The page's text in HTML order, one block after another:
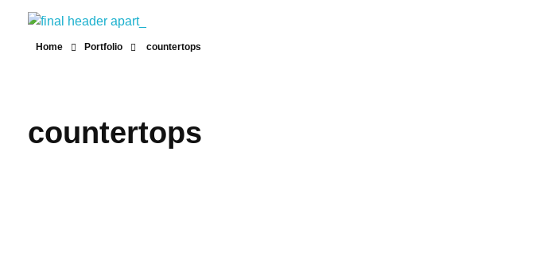
Lila Apart Otel
Home Portfolio countertops
countertops